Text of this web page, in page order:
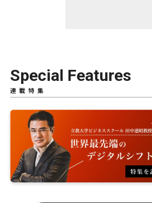
Special Features
連載特集